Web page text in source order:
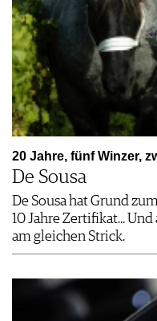
20 Jahre, fünf Winzer,
De Sousa
De Sousa hat Grund
10 Jahre Zertifikat...
am gleichen Strick.